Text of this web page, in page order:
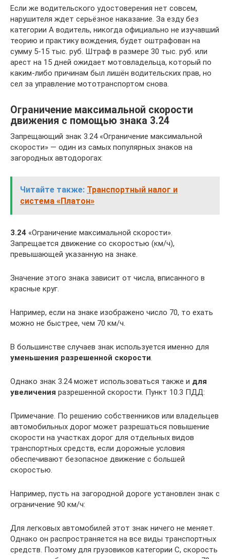
Если же водительского удостоверения нет совсем,
нарушителя ждет серьёзное наказание. За езду без
категории А водитель, никогда официально не изучавший
теорию и практику вождения, будет оштрафован на
сумму 5-15 тыс. руб. Штраф в размере 30 тыс. руб. или
арест на 15 дней ожидает мотовладельца, который по
каким-либо причинам был лишён водительских прав, но
сел за управление мототранспортом снова.
Ограничение максимальной скорости
движения с помощью знака 3.24
Запрещающий знак 3.24 «Ограничение максимальной
скорости» — один из самых популярных знаков на
загородных автодорогах:
Читайте также: Транспортный налог и
система «Платон»
3.24 «Ограничение максимальной скорости».
Запрещается движение со скоростью (км/ч),
превышающей указанную на знаке.
Значение этого знака зависит от числа, вписанного в
красные круг.
Например, если на знаке изображено число 70, то ехать
можно не быстрее, чем 70 км/ч.
В большинстве случаев знак используется именно для
уменьшения разрешенной скорости.
Однако знак 3.24 может использоваться также и для
увеличения разрешенной скорости. Пункт 10.3 ПДД:
Примечание. По решению собственников или владельцев
автомобильных дорог может разрешаться повышение
скорости на участках дорог для отдельных видов
транспортных средств, если дорожные условия
обеспечивают безопасное движение с большей
скоростью.
Например, пусть на загородной дороге установлен знак с
ограничение 90 км/ч:
Для легковых автомобилей этот знак ничего не меняет.
Однако он распространяется на все виды транспортных
средств. Поэтому для грузовиков категории С, скорость